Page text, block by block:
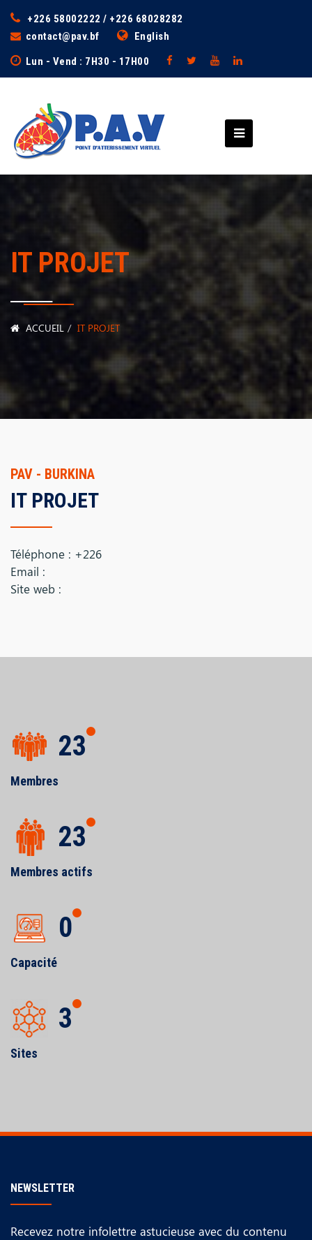
+226 58002222 / +226 68028282
contact@pav.bf
English
Lun - Vend : 7H30 - 17H00
IT PROJET
ACCUEIL IT PROJET
PAV - BURKINA
IT PROJET
Téléphone : +226
Email :
Site web :
23
Membres
23
Membres actifs
0
Capacité
3
Sites
NEWSLETTER
Recevez notre infolettre astucieuse avec du contenu